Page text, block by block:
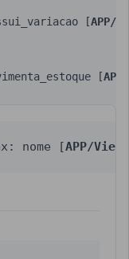
[APP/
[
nome [APP/